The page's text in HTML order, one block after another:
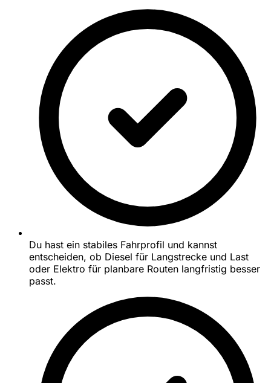
Du hast ein stabiles Fahrprofil und kannst
entscheiden, ob Diesel für Langstrecke und Last
oder Elektro für planbare Routen langfristig besser
passt.